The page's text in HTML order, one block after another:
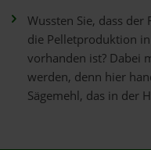
Wussten Sie, dass
die Pelletproduktion
vorhanden ist? Dabei
werden, denn hier
Sägemehl, das in der